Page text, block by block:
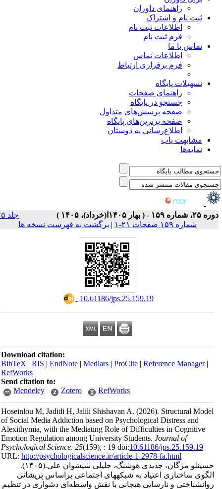
جلد ۲۵
فهرست نسخه ها
BibTeX|RIS|EndNote
Hoseinlou M, Jadidi H,
of Social Media
Alexithymia, with the
Emotion Regulation
Psychological Science
URL:http://
علی.(۱۴۰۵).
براساس پریشانی
دشواری در تنظیم